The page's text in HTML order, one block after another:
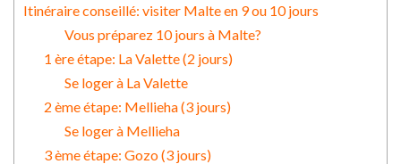
Itinéraire conseillé: visiter Malte en 9 ou 10 jours
Vous préparez 10 jours à Malte?
1 ère étape: La Valette (2 jours)
Se loger à La Valette
2 ème étape: Mellieha (3 jours)
Se loger à Mellieha
3 ème étape: Gozo (3 jours)